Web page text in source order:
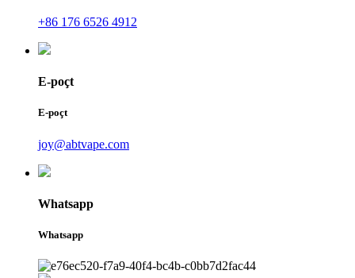
+86 176 6526 4912
E-poçt
E-poçt
joy@abtvape.com
Whatsapp
Whatsapp